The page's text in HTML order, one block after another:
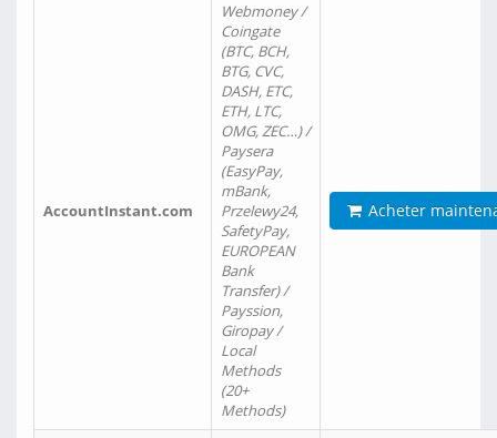
AccountInstant.com
Webmoney /
Coingate
(BTC, BCH,
BTG, CVC,
DASH, ETC,
ETH, LTC,
OMG, ZEC…) /
Paysera
(EasyPay,
mBank,
Przelewy24,
SafetyPay,
EUROPEAN
Bank
Transfer) /
Payssion,
Giropay /
Local
Methods
(20+
Methods)
Acheter